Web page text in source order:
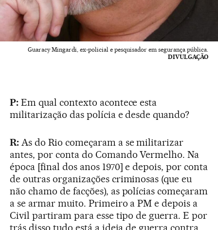
Guaracy Mingardi, ex-policial e pesquisador em segurança pública.
DIVULGAÇÃO
P: Em qual contexto acontece esta
militarização das polícia e desde quando?
R: As do Rio começaram a se militarizar
antes, por conta do Comando Vermelho. Na
época [final dos anos 1970] e depois, por conta
de outras organizações criminosas (que eu
não chamo de facções), as polícias começaram
a se armar muito. Primeiro a PM e depois a
Civil partiram para esse tipo de guerra. E por
trás disso tudo está a ideia de guerra contra